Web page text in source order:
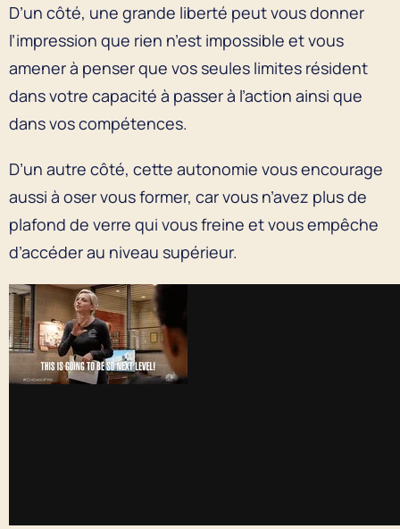
D’un côté, une grande liberté peut vous donner
l’impression que rien n’est impossible et vous
amener à penser que vos seules limites résident
dans votre capacité à passer à l’action ainsi que
dans vos compétences.
D’un autre côté, cette autonomie vous encourage
aussi à oser vous former, car vous n’avez plus de
plafond de verre qui vous freine et vous empêche
d’accéder au niveau supérieur.